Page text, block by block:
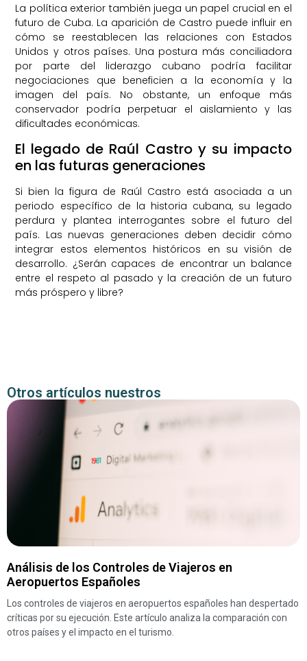
La política exterior también juega un papel crucial en el
futuro de Cuba. La aparición de Castro puede influir en
cómo se reestablecen las relaciones con Estados
Unidos y otros países. Una postura más conciliadora
por parte del liderazgo cubano podría facilitar
negociaciones que beneficien a la economía y la
imagen del país. No obstante, un enfoque más
conservador podría perpetuar el aislamiento y las
dificultades económicas.
El legado de Raúl Castro y su impacto
en las futuras generaciones
Si bien la figura de Raúl Castro está asociada a un
periodo específico de la historia cubana, su legado
perdura y plantea interrogantes sobre el futuro del
país. Las nuevas generaciones deben decidir cómo
integrar estos elementos históricos en su visión de
desarrollo. ¿Serán capaces de encontrar un balance
entre el respeto al pasado y la creación de un futuro
más próspero y libre?
Otros artículos nuestros
Análisis de los Controles de Viajeros en
Aeropuertos Españoles
Los controles de viajeros en aeropuertos españoles han despertado
críticas por su ejecución. Este artículo analiza la comparación con
otros países y el impacto en el turismo.